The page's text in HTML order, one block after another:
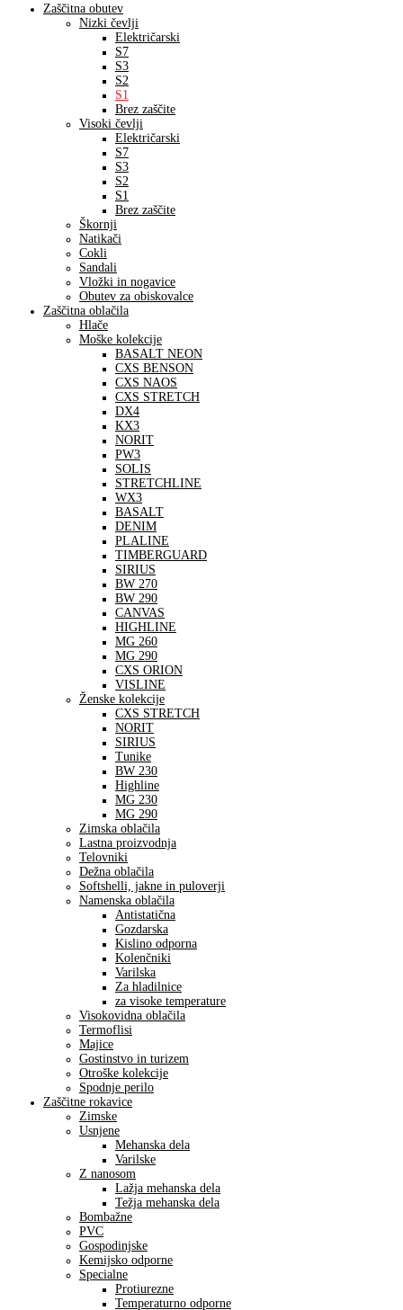
Zaščitna obutev
Nizki čevlji
Električarski
S7
S3
S2
S1
Brez zaščite
Visoki čevlji
Električarski
S7
S3
S2
S1
Brez zaščite
Škornji
Natikači
Cokli
Sandali
Vložki in nogavice
Obutev za obiskovalce
Zaščitna oblačila
Hlače
Moške kolekcije
BASALT NEON
CXS BENSON
CXS NAOS
CXS STRETCH
DX4
KX3
NORIT
PW3
SOLIS
STRETCHLINE
WX3
BASALT
DENIM
PLALINE
TIMBERGUARD
SIRIUS
BW 270
BW 290
CANVAS
HIGHLINE
MG 260
MG 290
CXS ORION
VISLINE
Ženske kolekcije
CXS STRETCH
NORIT
SIRIUS
Tunike
BW 230
Highline
MG 230
MG 290
Zimska oblačila
Lastna proizvodnja
Telovniki
Dežna oblačila
Softshelli, jakne in puloverji
Namenska oblačila
Antistatična
Gozdarska
Kislino odporna
Kolenčniki
Varilska
Za hladilnice
za visoke temperature
Visokovidna oblačila
Termoflisi
Majice
Gostinstvo in turizem
Otroške kolekcije
Spodnje perilo
Zaščitne rokavice
Zimske
Usnjene
Mehanska dela
Varilske
Z nanosom
Lažja mehanska dela
Težja mehanska dela
Bombažne
PVC
Gospodinjske
Kemijsko odporne
Specialne
Protiurezne
Temperaturno odporne